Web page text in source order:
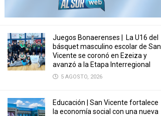
Juegos Bonaerenses | La U16 del
básquet masculino escolar de San
Vicente se coronó en Ezeiza y
avanzó a la Etapa Interregional
5 AGOSTO, 2026
Educación | San Vicente fortalece
la economía social con una nueva